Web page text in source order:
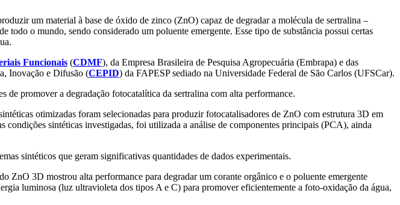
um material à base de óxido de zinco (ZnO) capaz de degradar a molécula de sertralina –
o mundo, sendo considerado um poluente emergente. Esse tipo de substância possui certas
Funcionais (CDMF), da Empresa Brasileira de Pesquisa Agropecuária (Embrapa) e das
Inovação e Difusão (CEPID) da FAPESP sediado na Universidade Federal de São Carlos (UFSCar).
promover a degradação fotocatalítica da sertralina com alta performance.
otimizadas foram selecionadas para produzir fotocatalisadores de ZnO com estrutura 3D em
sintéticas investigadas, foi utilizada a análise de componentes principais (PCA), ainda
sintéticos que geram significativas quantidades de dados experimentais.
ZnO 3D mostrou alta performance para degradar um corante orgânico e o poluente emergente
luminosa (luz ultravioleta dos tipos A e C) para promover eficientemente a foto-oxidação da água,